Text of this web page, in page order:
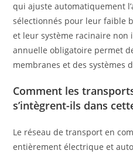
qui ajuste automatiquement
sélectionnés pour leur faible
et leur système racinaire non
annuelle obligatoire permet
membranes et des systèmes
Comment les
s’intègrent-ils dans
Le réseau de transport en
entièrement électrique et